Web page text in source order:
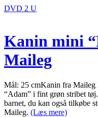
DVD 2 U
Kanin mini
Maileg
Mål: 25 cmKanin fra
“Adam” i fint grøn stribet
barnet, du kan også tilkøbe
Maileg. (Læs mere)